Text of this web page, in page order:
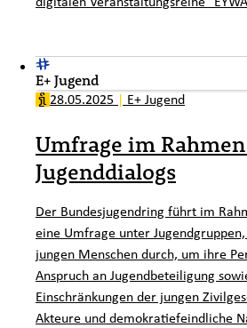
E+ Jugend
28.05.2025 | E+ Jugend
Umfrage im Rahmen
Jugenddialogs
Der Bundesjugendring führt im
eine Umfrage unter
jungen Menschen durch, um ihre
Anspruch an Jugendbeteiligung
Einschränkungen der jungen
Akteure und demokratiefeindliche